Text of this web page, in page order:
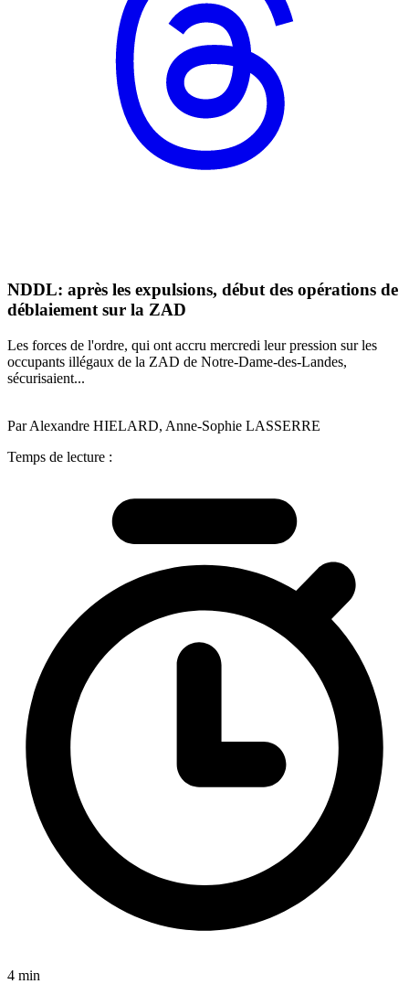
NDDL: après les expulsions, début des opérations de
déblaiement sur la ZAD
Les forces de l'ordre, qui ont accru mercredi leur pression sur les
occupants illégaux de la ZAD de Notre-Dame-des-Landes,
sécurisaient...
Par Alexandre HIELARD, Anne-Sophie LASSERRE
Temps de lecture :
4 min